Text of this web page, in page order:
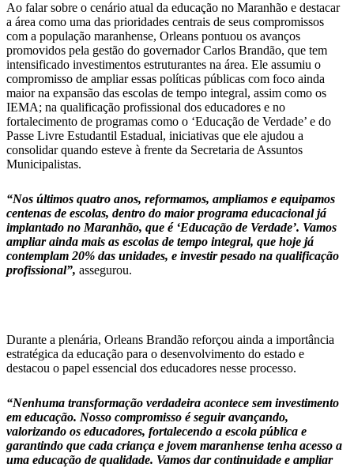
Ao falar sobre o cenário atual da educação no Maranhão e destacar
a área como uma das prioridades centrais de seus compromissos
com a população maranhense, Orleans pontuou os avanços
promovidos pela gestão do governador Carlos Brandão, que tem
intensificado investimentos estruturantes na área. Ele assumiu o
compromisso de ampliar essas políticas públicas com foco ainda
maior na expansão das escolas de tempo integral, assim como os
IEMA; na qualificação profissional dos educadores e no
fortalecimento de programas como o ‘Educação de Verdade’ e do
Passe Livre Estudantil Estadual, iniciativas que ele ajudou a
consolidar quando esteve à frente da Secretaria de Assuntos
Municipalistas.
“Nos últimos quatro anos, reformamos, ampliamos e equipamos
centenas de escolas, dentro do maior programa educacional já
implantado no Maranhão, que é ‘Educação de Verdade’. Vamos
ampliar ainda mais as escolas de tempo integral, que hoje já
contemplam 20% das unidades, e investir pesado na qualificação
profissional”, assegurou.
Durante a plenária, Orleans Brandão reforçou ainda a importância
estratégica da educação para o desenvolvimento do estado e
destacou o papel essencial dos educadores nesse processo.
“Nenhuma transformação verdadeira acontece sem investimento
em educação. Nosso compromisso é seguir avançando,
valorizando os educadores, fortalecendo a escola pública e
garantindo que cada criança e jovem maranhense tenha acesso a
uma educação de qualidade. Vamos dar continuidade e ampliar